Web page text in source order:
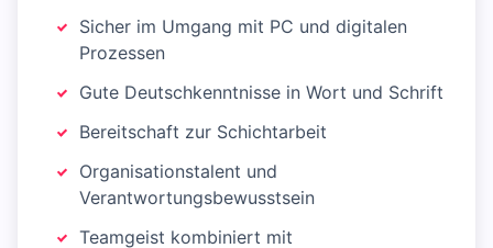
Sicher im Umgang mit PC und digitalen
Prozessen
Gute Deutschkenntnisse in Wort und Schrift
Bereitschaft zur Schichtarbeit
Organisationstalent und
Verantwortungsbewusstsein
Teamgeist kombiniert mit